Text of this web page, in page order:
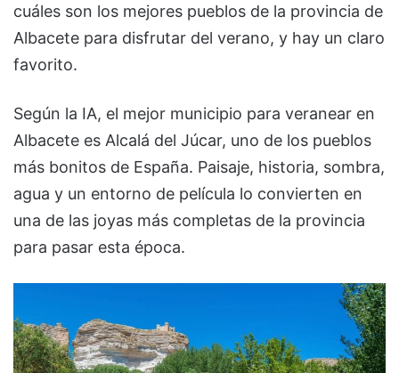
cuáles son los mejores pueblos de la provincia de
Albacete para disfrutar del verano, y hay un claro
favorito.
Según la IA, el mejor municipio para veranear en
Albacete es Alcalá del Júcar, uno de los pueblos
más bonitos de España. Paisaje, historia, sombra,
agua y un entorno de película lo convierten en
una de las joyas más completas de la provincia
para pasar esta época.